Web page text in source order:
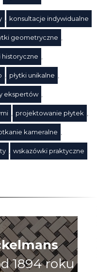
konsultacje indywidualne
geometryczne
historyczne
płytki unikalne
ekspertów
projektowanie płytek
kameralne
wskazówki praktyczne
1894 roku